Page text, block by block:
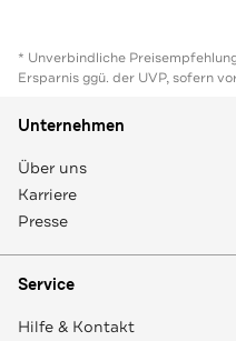
* Unverbindliche
Ersparnis ggü. der UVP, sofern
Unternehmen
Über uns
Karriere
Presse
Service
Hilfe & Kontakt